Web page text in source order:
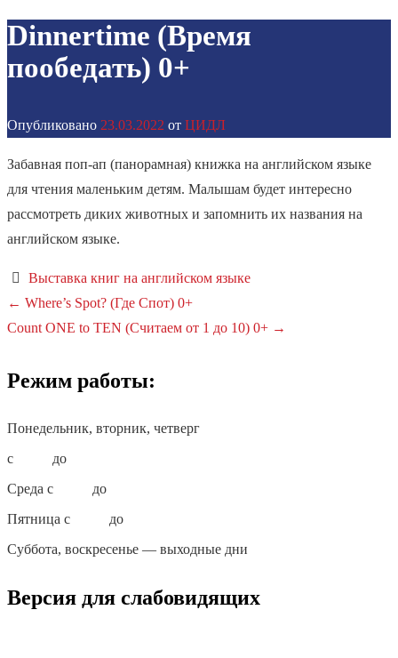
Dinnertime (Время
пообедать) 0+
Опубликовано 23.03.2022 от ЦИДЛ
Забавная поп-ап (панорамная) книжка на английском языке
для чтения маленьким детям. Малышам будет интересно
рассмотреть диких животных и запомнить их названия на
английском языке.
Выставка книг на английском языке
Навигация
записям
← Where’s Spot? (Где Спот) 0+
Count ONE to TEN (Считаем от 1 до 10) 0+ →
Режим работы:
Понедельник, вторник, четверг
с
до
Среда с
до
Пятница с
до
Суббота, воскресенье — выходные дни
Версия для слабовидящих